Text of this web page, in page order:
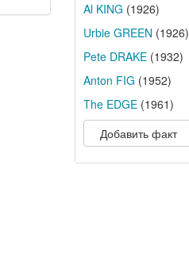
Al KING (1926)
Urbie GREEN (1926)
Pete DRAKE(1932)
Anton FIG (1952)
The EDGE(1961)
Добавить факт